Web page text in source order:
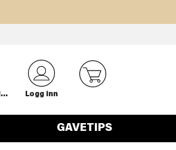
Velg din butikk Logg inn
GAVETIPS